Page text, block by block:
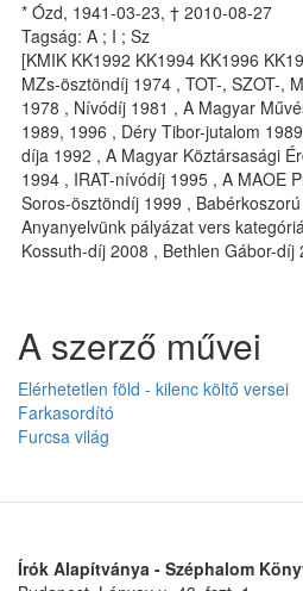
* Ózd, 1941-03-23, † 2010-08-27
Tagság: A ; I ; Sz
[KMIK KK1992 KK1994 KK1996
MZs-ösztöndíj 1974 , TOT-, SZOT-,
1978 , Nívódíj 1981 , A Magyar
1989, 1996 , Déry Tibor-jutalom
díja 1992 , A Magyar Köztársasági
1994 , IRAT-nívódíj 1995 , A MAOE
Soros-ösztöndíj 1999 ,
Anyanyelvünk pályázat vers
Kossuth-díj 2008 , Bethlen Gábor-díj
A szerző művei
Elérhetetlen föld - kilenc költő versei
Farkasordító
Furcsa világ
Írók Alapítványa - Széphalom